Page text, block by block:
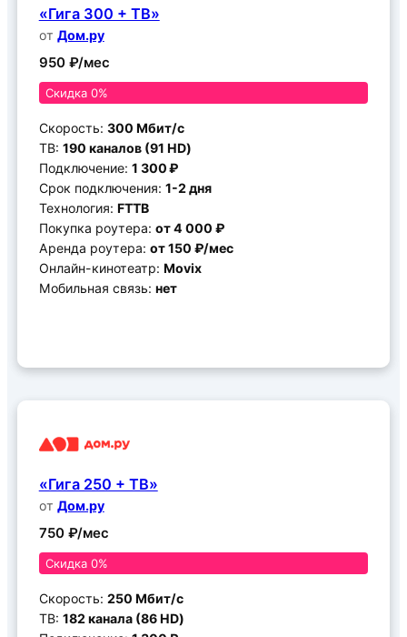
«Гига 300 + ТВ»
от Дом.ру
950 ₽/мес
Скидка 0%
Скорость: 300 Мбит/c
ТВ: 190 каналов (91 HD)
Подключение: 1 300 ₽
Срок подключения: 1-2 дня
Технология: FTTB
Покупка роутера: от 4 000 ₽
Аренда роутера: от 150 ₽/мес
Онлайн-кинотеатр: Movix
Мобильная связь: нет
«Гига 250 + ТВ»
от Дом.ру
750 ₽/мес
Скидка 0%
Скорость: 250 Мбит/c
ТВ: 182 канала (86 HD)